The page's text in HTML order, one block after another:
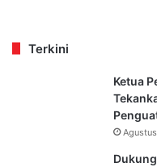
Terkini
Ketua